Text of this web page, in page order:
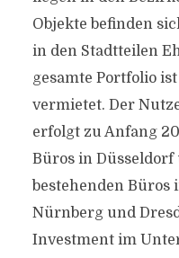
Objekte befinden
in den Stadtteilen
gesamte Portfolio
vermietet. Der
erfolgt zu Anfang
Büros in Düsseldorf
bestehenden Büros
Nürnberg und
Investment im